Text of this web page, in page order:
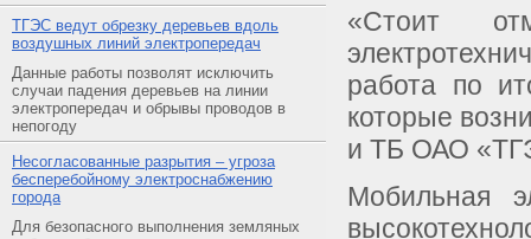
ТГЭС ведут обрезку деревьев вдоль
воздушных линий электропередач
Данные работы позволят исключить
случаи падения деревьев на линии
электропередач и обрывы проводов в
непогоду
Несогласованные разрытия – угроза
бесперебойному электроснабжению
города
Для безопасного выполнения земляных
«Стоит
работа по
которые
и ТБ ОАО
Мобильная